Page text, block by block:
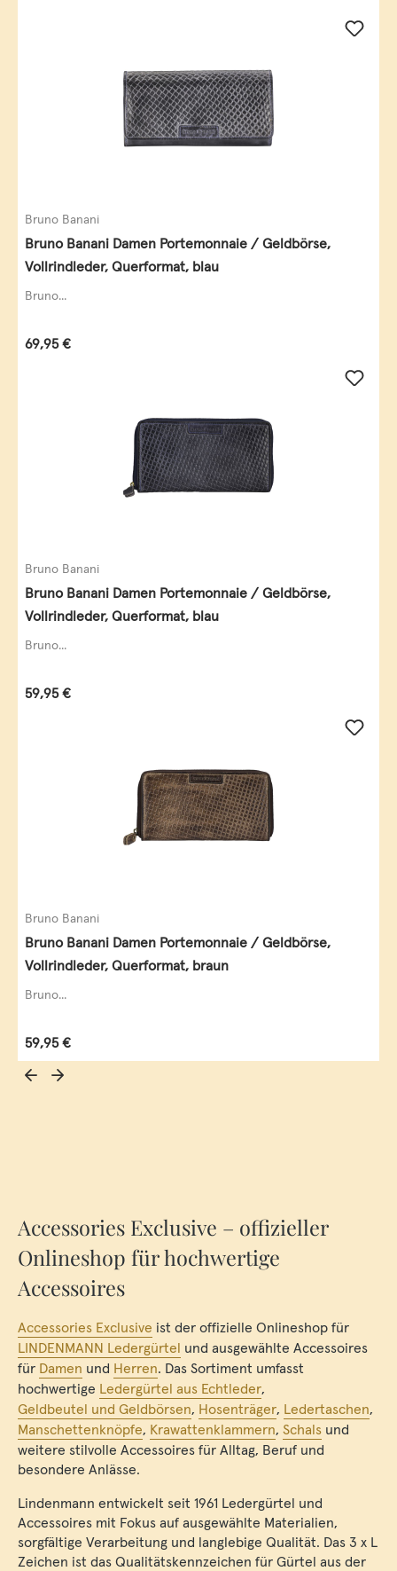
Bruno Banani
Bruno Banani Damen Portemonnaie / Geldbörse,
Vollrindleder, Querformat, blau
Bruno...
Regulärer Preis:
69,95 €
Bruno Banani
Bruno Banani Damen Portemonnaie / Geldbörse,
Vollrindleder, Querformat, blau
Bruno...
Regulärer Preis:
59,95 €
Bruno Banani
Bruno Banani Damen Portemonnaie / Geldbörse,
Vollrindleder, Querformat, braun
Bruno...
Regulärer Preis:
59,95 €
Accessories Exclusive – offizieller
Onlineshop für hochwertige
Accessoires
Accessories Exclusive ist der offizielle Onlineshop für
LINDENMANN Ledergürtel und ausgewählte Accessoires
für Damen und Herren. Das Sortiment umfasst
hochwertige Ledergürtel aus Echtleder,
Geldbeutel und Geldbörsen, Hosenträger, Ledertaschen,
Manschettenknöpfe, Krawattenklammern, Schals und
weitere stilvolle Accessoires für Alltag, Beruf und
besondere Anlässe.
Lindenmann entwickelt seit 1961 Ledergürtel und
Accessoires mit Fokus auf ausgewählte Materialien,
sorgfältige Verarbeitung und langlebige Qualität. Das 3 x L
Zeichen ist das Qualitätskennzeichen für Gürtel aus der